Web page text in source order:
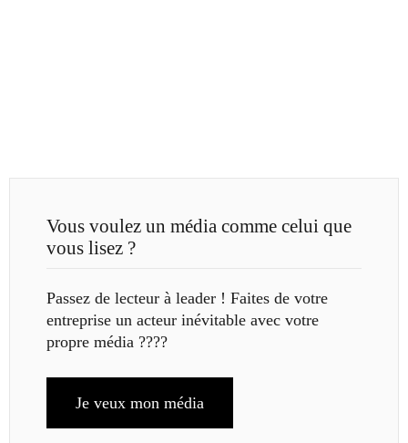
Vous voulez un média comme celui que
vous lisez ?
Passez de lecteur à leader ! Faites de votre
entreprise un acteur inévitable avec votre
propre média ????
Je veux mon média